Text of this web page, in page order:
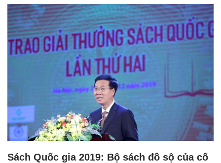
Sách Quốc gia 2019: Bộ sách đồ sộ của cố